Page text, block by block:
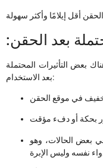
بعد الحقن
بعض التأثيرات المحتملة
بعد الاستخدام:
بعض الحالات، وهو